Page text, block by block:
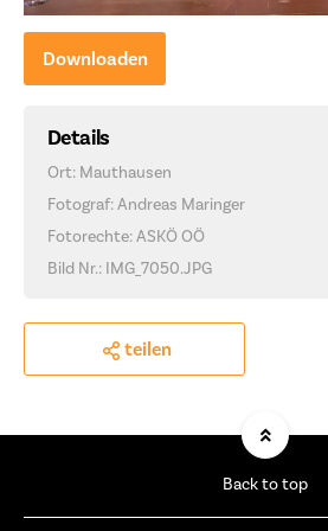
Downloaden
Details
Ort: Mauthausen
Fotograf: Andreas Maringer
Fotorechte: ASKÖ OÖ
Bild Nr.: IMG_7050.JPG
teilen
Back to top